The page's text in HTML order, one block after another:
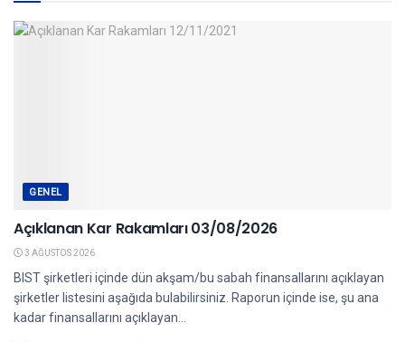
GENEL
Açıklanan Kar Rakamları 03/08/2026
3 AĞUSTOS 2026
BIST şirketleri içinde dün akşam/bu sabah finansallarını açıklayan
şirketler listesini aşağıda bulabilirsiniz. Raporun içinde ise, şu ana
kadar finansallarını açıklayan...